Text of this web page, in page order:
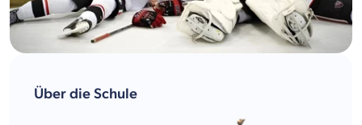
Über die Schule